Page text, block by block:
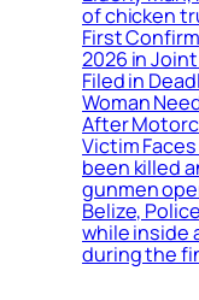
of chicken
First
2026 in
Filed in
Woman
After
Victim
been killed
gunmen
Belize,
while inside
during the